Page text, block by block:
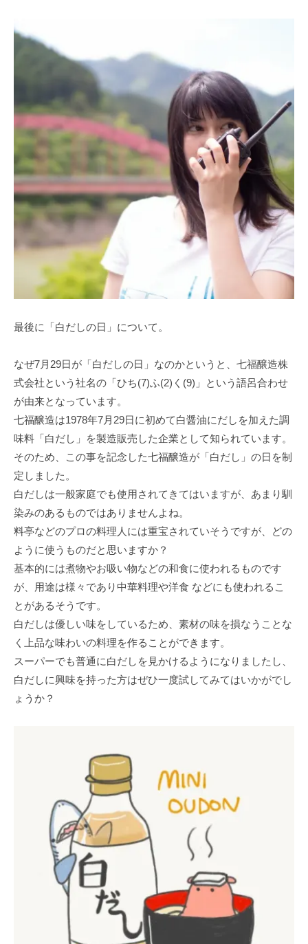
最後に「白だしの日」について。
なぜ7月29日が「白だしの日」なのかというと、七福醸造株
式会社という社名の「ひち(7)ふ(2)く(9)」という語呂合わせ
が由来となっています。
七福醸造は1978年7月29日に初めて白醤油にだしを加えた調
味料「白だし」を製造販売した企業として知られています。
そのため、この事を記念した七福醸造が「白だし」の日を制
定しました。
白だしは一般家庭でも使用されてきてはいますが、あまり馴
染みのあるものではありませんよね。
料亭などのプロの料理人には重宝されていそうですが、どの
ように使うものだと思いますか？
基本的には煮物やお吸い物などの和食に使われるものです
が、用途は様々であり中華料理や洋食 などにも使われるこ
とがあるそうです。
白だしは優しい味をしているため、素材の味を損なうことな
く上品な味わいの料理を作ることができます。
スーパーでも普通に白だしを見かけるようになりましたし、
白だしに興味を持った方はぜひ一度試してみてはいかがでし
ょうか？